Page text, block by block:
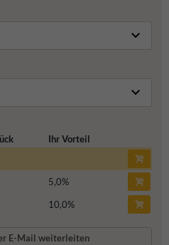
Ihr Vorteil
5,0%
10,0%
E-Mail weiterleiten